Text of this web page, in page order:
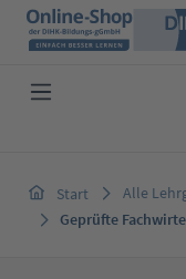
Zum Hauptinhalt
Start Alle
Geprüfte